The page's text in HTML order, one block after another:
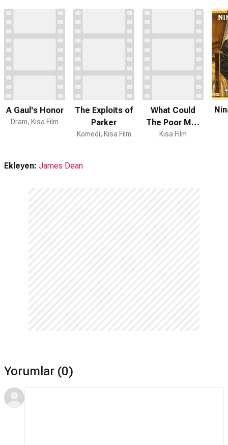
A Gaul's Honor
Dram, Kısa Film
The Exploits of
Parker
Komedi, Kısa Film
What Could
The Poor Man
Do?
Kısa Film
Ekleyen: James Dean
Yorumlar (0)